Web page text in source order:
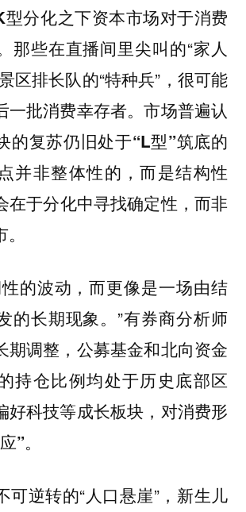
型分化之下资本市场对于消费
那些在直播间里尖叫的“家人
区排长队的“特种兵”，很可能
一批消费幸存者。市场普遍认
的复苏仍旧处于“L型”筑底的
并非整体性的，而是结构性
在于分化中寻找确定性，而非
的波动，而更像是一场由结
的长期现象。”有券商分析师
期调整，公募基金和北向资金
持仓比例均处于历史底部区
好科技等成长板块，对消费形
”。
可逆转的“人口悬崖”，新生儿